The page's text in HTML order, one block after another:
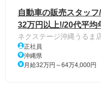
自動車の販売スタッ
32万円以上!/20代平均
ネクステージ沖縄うるま
正社員
沖縄県
月給32万円～64万4,000円